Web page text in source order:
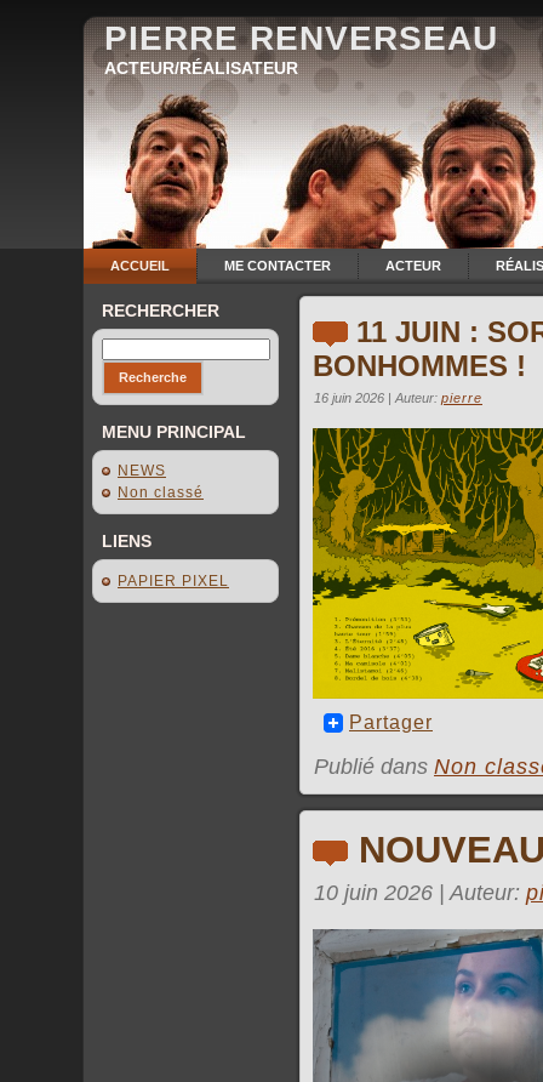
PIERRE RENVERSEAU
ACTEUR/RÉALISATEUR
ACCUEIL ME CONTACTER ACTEUR
RECHERCHER
MENU PRINCIPAL
NEWS
Non classé
LIENS
PAPIER PIXEL
11 JUIN :
BONHOMMES !
16 juin 2026 | Auteur: pierre
Partager
Publié dans Non
10 juin 2026 | Auteur: